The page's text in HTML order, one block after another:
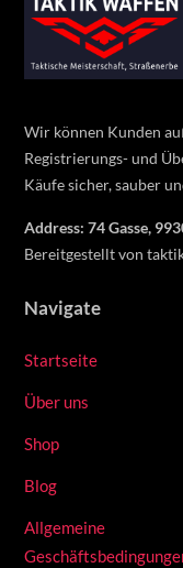
Wir können Kunden
Registrierungs- und
Käufe sicher, sauber
Address: 74 Gasse,
Bereitgestellt von
Navigate
Startseite
Über uns
Shop
Blog
Allgemeine